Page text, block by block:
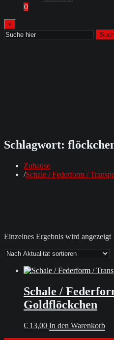
0
×
Schlagwort:
Zuhause
Schale / Federform /
Einzelnes Ergebnis wird angezeigt
Schale /
Goldflöckchen
€ 13,00 In den Warenkorb